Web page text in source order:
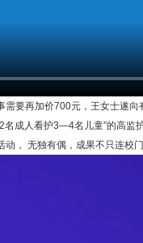
要再加价700元，王女士遂
成人看护3—4名儿童”的高监
， 无独有偶，成果不只连校门